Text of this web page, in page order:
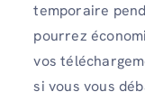
temporaire
pourrez
vos
si vous vous